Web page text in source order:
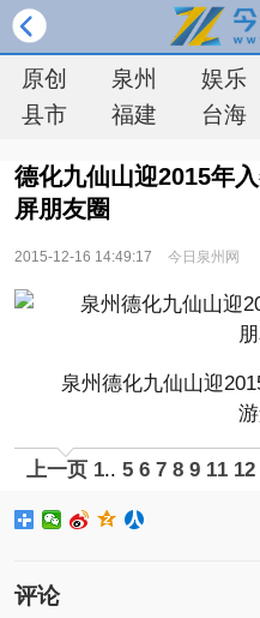
原创 泉州 娱乐
县市
福建 台海
德化九仙山迎2015年
屏朋友圈
2015-12-16 14:49:17 今日泉州网
泉州德化九仙山迎
上一页 1.. 5 6 7 8 9 11 12
评论